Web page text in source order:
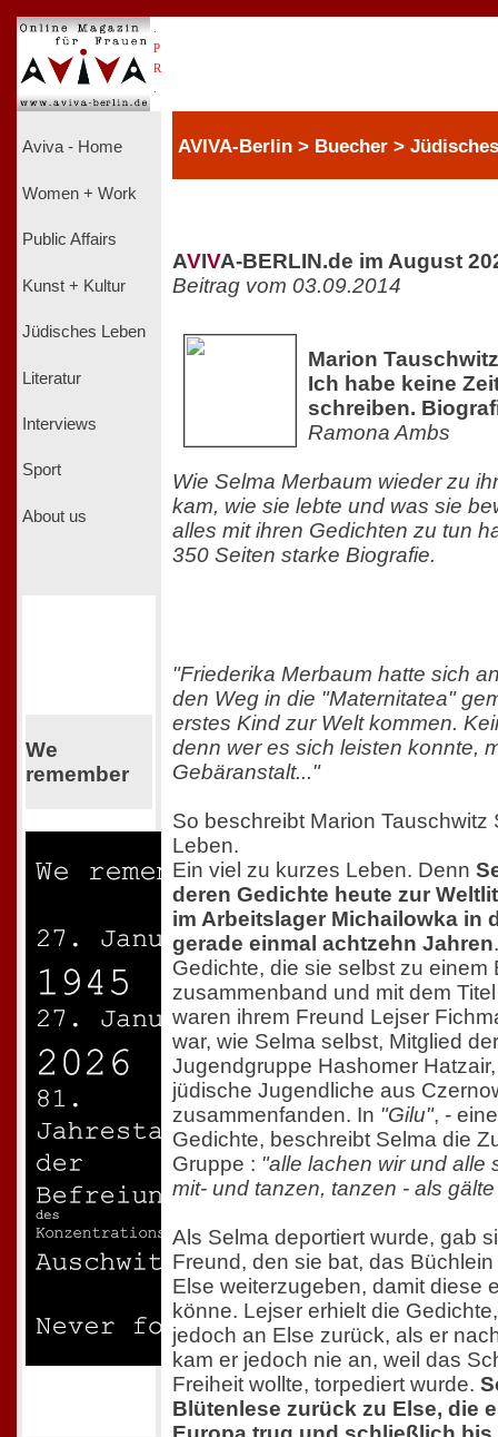
P
R
Aviva - Home
Women + Work
Public Affairs
Kunst + Kultur
Jüdisches Leben
Literatur
Interviews
Sport
About us
We
remember
AVIVA-Berlin > Buecher >
AVIVA-BERLIN.de im August
Beitrag vom 03.09.2014
Marion
Ich habe keine
schreiben.
Ramona Ambs
Wie Selma Merbaum wieder zu
kam, wie sie lebte und was sie
alles mit ihren Gedichten zu tun
350 Seiten starke Biografie.
"Friederika Merbaum hatte sich
den Weg in die "Maternitatea"
erstes Kind zur Welt kommen.
denn wer es sich leisten konnte,
Gebäranstalt..."
So beschreibt Marion Tauschwitz
Leben.
Ein viel zu kurzes Leben. Denn
deren Gedichte heute zur
im Arbeitslager Michailowka in
gerade einmal achtzehn Jahren
Gedichte, die sie selbst zu einem
zusammenband und mit dem
waren ihrem Freund Lejser
war, wie Selma selbst, Mitglied
Jugendgruppe Hashomer
jüdische Jugendliche aus
zusammenfanden. In "Gilu", -
Gedichte, beschreibt Selma die
Gruppe : "alle lachen wir und alle
mit- und tanzen, tanzen - als
Als Selma deportiert wurde, gab
Freund, den sie bat, das
Else weiterzugeben, damit diese
könne. Lejser erhielt die
jedoch an Else zurück, als er
kam er jedoch nie an, weil das
Freiheit wollte, torpediert wurde.
Blütenlese zurück zu Else, die